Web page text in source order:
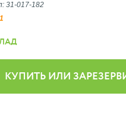
31-017-182
КУПИТЬ ИЛИ